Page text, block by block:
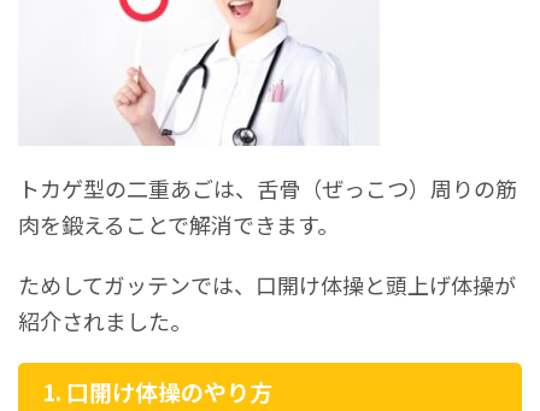
トカゲ型の二重あごは、舌骨（ぜっこつ）周りの筋
肉を鍛えることで解消できます。
ためしてガッテンでは、口開け体操と頭上げ体操が
紹介されました。
1. 口開け体操のやり方